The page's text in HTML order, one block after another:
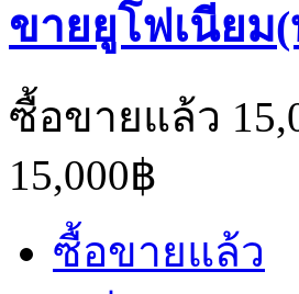
ขายยูโฟเนียม(
ซื้อขายแล้ว
15,000฿
ซื้อขายแล้ว